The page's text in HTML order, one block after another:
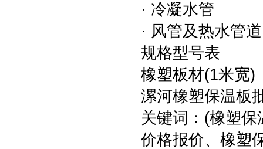
· 冷凝水管
· 风管及热水管
规格型号表
橡塑板材(1米宽)
漯河橡塑保温板
关键词：(橡塑
价格报价、橡塑